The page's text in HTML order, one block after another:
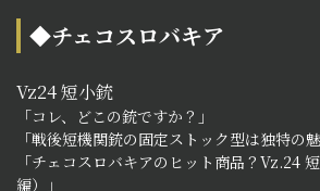
◆チェコスロバキア
Vz24 短小銃
「コレ、どこの銃ですか？」
「戦後短機関銃の固定ストック型は独特の
「チェコスロバキアのヒット商品？Vz.24
編）」